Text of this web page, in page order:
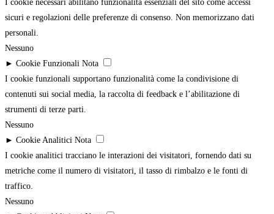
I cookie necessari abilitano funzionalità essenziali del sito come accessi
sicuri e regolazioni delle preferenze di consenso. Non memorizzano dati
personali.
Nessuno
► Cookie Funzionali Nota
I cookie funzionali supportano funzionalità come la condivisione di
contenuti sui social media, la raccolta di feedback e l’abilitazione di
strumenti di terze parti.
Nessuno
► Cookie Analitici Nota
I cookie analitici tracciano le interazioni dei visitatori, fornendo dati su
metriche come il numero di visitatori, il tasso di rimbalzo e le fonti di
traffico.
Nessuno